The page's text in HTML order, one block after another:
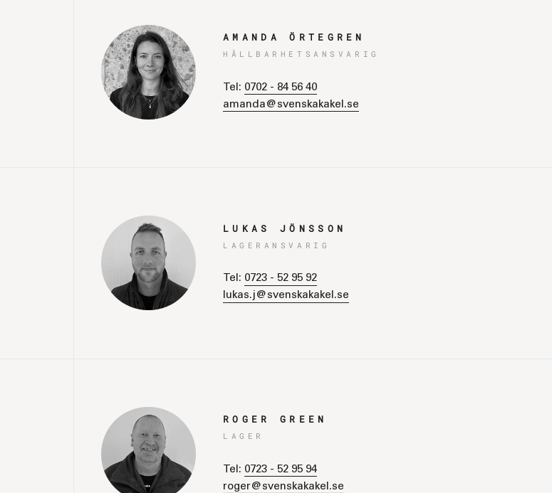
AMANDA ÖRTEGREN
HÅLLBARHETSANSVARIG
Tel: 0702 - 84 56 40
amanda@svenskakakel.se
LUKAS JÖNSSON
LAGERANSVARIG
Tel: 0723 - 52 95 92
lukas.j@svenskakakel.se
ROGER GREEN
LAGER
Tel: 0723 - 52 95 94
roger@svenskakakel.se